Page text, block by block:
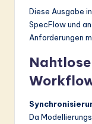
Diese Ausgabe
SpecFlow und
Anforderungen
Da